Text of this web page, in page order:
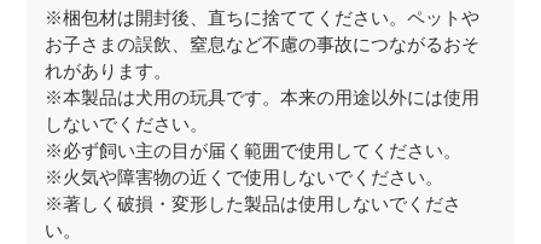
※梱包材は開封後、直ちに捨ててください。ペットや
お子さまの誤飲、窒息など不慮の事故につながるおそ
れがあります。
※本製品は犬用の玩具です。本来の用途以外には使用
しないでください。
※必ず飼い主の目が届く範囲で使用してください。
※火気や障害物の近くで使用しないでください。
※著しく破損・変形した製品は使用しないでくださ
い。